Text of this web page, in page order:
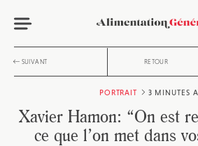
SUIVANT RETOUR
PORTRAIT 3 MINUTES
Xavier Hamon: “On est
ce que l’on met dans